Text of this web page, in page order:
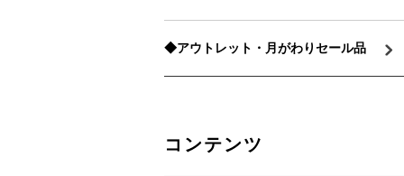
◆アウトレット・月がわりセール品
コンテンツ